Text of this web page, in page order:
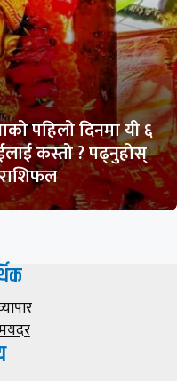
पहिलो दिनमा यी ६
कस्तो ? पढ्नुहोस्